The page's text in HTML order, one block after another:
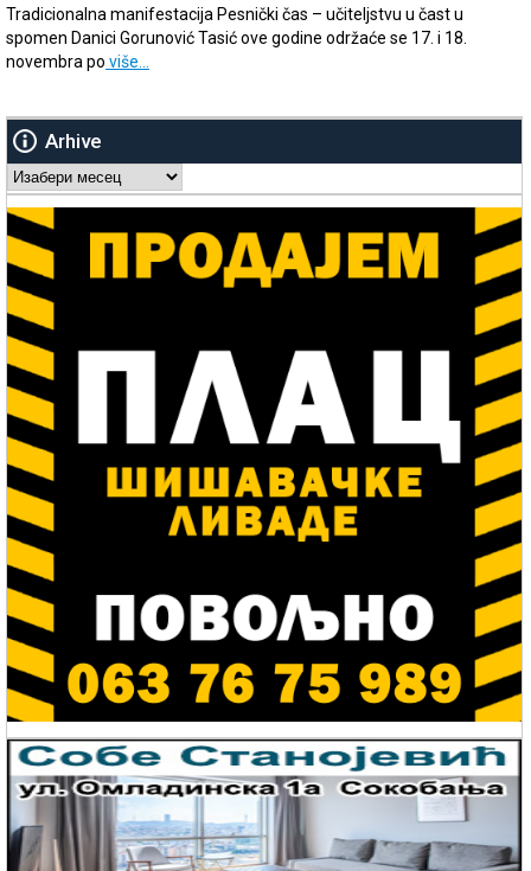
Tradicionalna manifestacija Pesnički čas – učiteljstvu u čast u
spomen Danici Gorunović Tasić ove godine održaće se 17. i 18.
novembra po više…
Arhive
Arhive